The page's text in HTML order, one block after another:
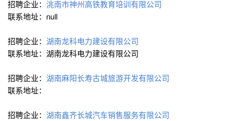
招聘企业： 洮南市神州高铁教育培训有限公司
联系地址：null
招聘企业： 湖南龙科电力建设有限公司
联系地址：湖南龙科电力建设有限公司
招聘企业： 湖南麻阳长寿古城旅游开发有限公司
联系地址：
招聘企业： 湖南鑫齐长城汽车销售服务有限公司